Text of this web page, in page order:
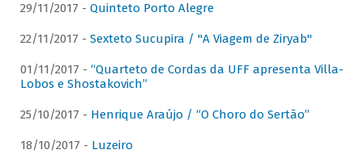
29/11/2017 - Quinteto Porto Alegre
22/11/2017 - Sexteto Sucupira / "A Viagem de Ziryab"
01/11/2017 - “Quarteto de Cordas da UFF apresenta Villa-
Lobos e Shostakovich”
25/10/2017 - Henrique Araújo / “O Choro do Sertão”
18/10/2017 - Luzeiro